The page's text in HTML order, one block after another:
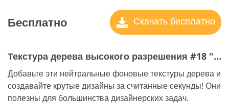
Бесплатно Скачать бесплатно
Текстура дерева высокого разрешения #18 "Parquet"
Добавьте эти нейтральные фоновые текстуры дерева и
создавайте крутые дизайны за считанные секунды! Они
полезны для большинства дизайнерских задач.